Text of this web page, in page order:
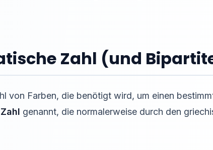
Zahl (und
von Farben, die benötigt wird, um einen
genannt, die normalerweise durch den